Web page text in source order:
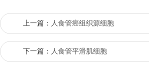
上一篇： 人食管癌组织源细胞
下一篇： 人食管平滑肌细胞